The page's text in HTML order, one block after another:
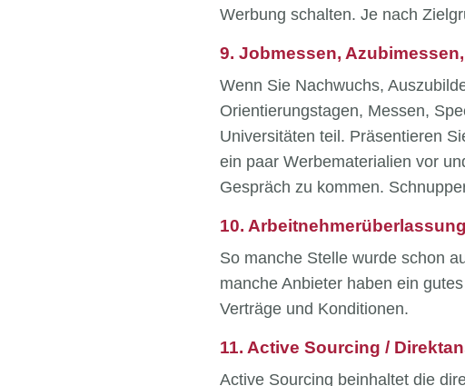
Werbung schalten. Je nach
9. Jobmessen,
Wenn Sie Nachwuchs,
Orientierungstagen, Messen,
Universitäten teil. Präsentieren
ein paar Werbematerialien vor
Gespräch zu kommen.
10.
So manche Stelle wurde schon
manche Anbieter haben ein
Verträge und Konditionen.
11. Active Sourcing /
Active Sourcing beinhaltet die